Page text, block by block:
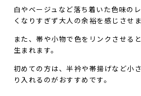
白やベージュなど落ち着いた色味の
くなりすぎず大人の余裕を感じさせま
また、帯や小物で色をリンクさせる
生まれます。
初めての方は、半衿や帯揚げなど小
り入れるのがおすすめです。